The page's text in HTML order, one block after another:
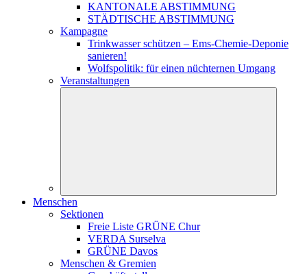
KANTONALE ABSTIMMUNG
STÄDTISCHE ABSTIMMUNG
Kampagne
Trinkwasser schützen – Ems-Chemie-Deponie
sanieren!
Wolfspolitik: für einen nüchternen Umgang
Veranstaltungen
Menschen
Sektionen
Freie Liste GRÜNE Chur
VERDA Surselva
GRÜNE Davos
Menschen & Gremien